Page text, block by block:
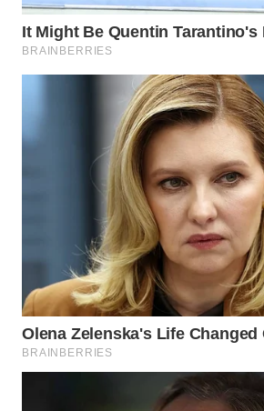
LESUNG
WN
KARO
LABUHANBATU
TAPANULI
TENGAH
WN DELI